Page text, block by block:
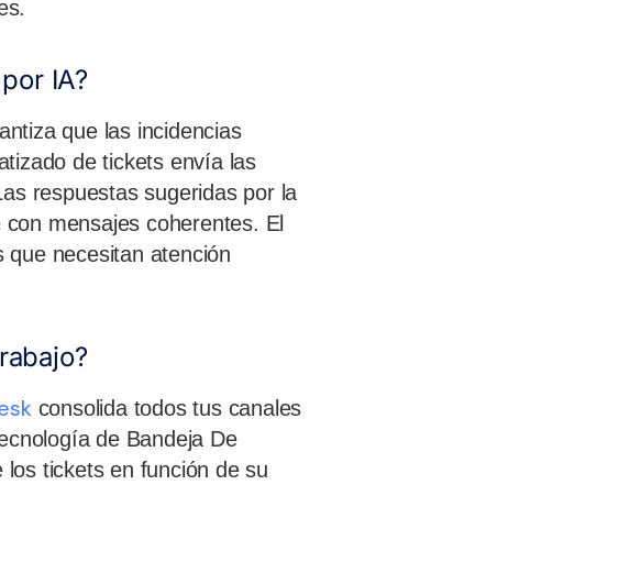
IA?
que las incidencias
de tickets envía las
respuestas sugeridas por la
mensajes coherentes. El
que necesitan atención
consolida todos tus canales
de Bandeja De
tickets en función de su